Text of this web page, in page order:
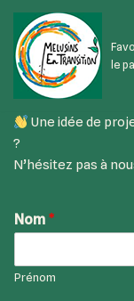
Aller
au
contenu
le
Une idée de
?
N’hésitez pas à
Nom *
Prénom